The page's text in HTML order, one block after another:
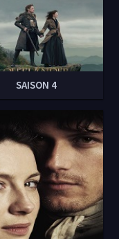
SAISON 4